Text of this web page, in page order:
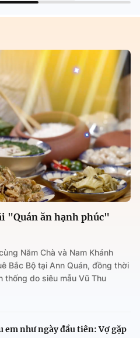
"Quán ăn hạnh phúc"
Năm Chà và Nam Khánh
Bắc Bộ tại Ann Quán, đồng thời
do siêu mẫu Vũ Thu
em như ngày đầu tiên: Vợ gặp